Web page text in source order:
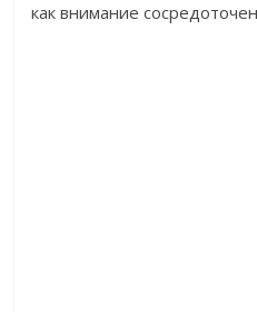
как внимание